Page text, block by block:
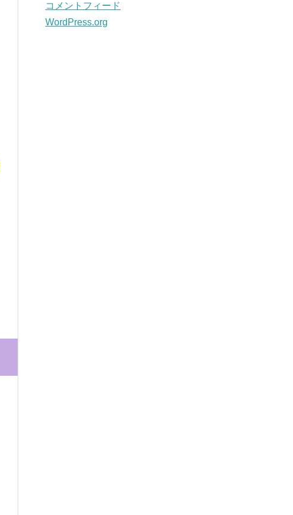
コメントフィード
WordPress.org